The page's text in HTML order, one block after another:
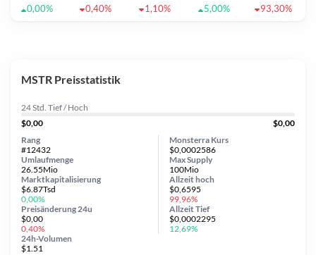
0,00%
0,40% 1,10% 5,00% 93,30%
MSTR Preisstatistik
24 Std. Tief / Hoch
$0,00
$0,00
Monsterra Kurs
$0,0002586
Umlaufmenge
26.55Mio
Preisänderung24u
$0,00
0,40%
Max Supply
100Mio
Marktkapitalisierung
$6.87Tsd
0,00%
24h-Volumen
$1.51
Rang
#12432
Allzeithoch
$0,6595
99,96%
AllzeitTief
$0,0002295
12,69%